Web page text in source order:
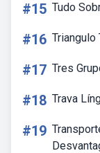
#15 Tudo
#16 Triangulo
#17 Tres
#18 Trava
#19